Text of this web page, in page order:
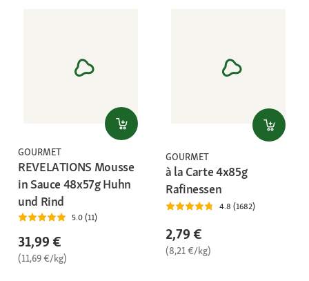
GOURMET
REVELATIONS Mousse
in Sauce 48x57g Huhn
und Rind
5.0 (11)
31,99 €
(11,69 €/kg)
GOURMET
à la Carte 4x85g
Rafinessen
4.8 (1682)
2,79 €
(8,21 €/kg)